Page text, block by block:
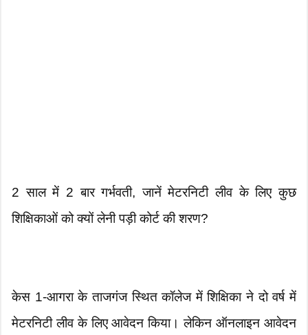
2 साल में 2 बार गर्भवती, जानें मेटरनिटी लीव के लिए कुछ
शिक्षिकाओं को क्यों लेनी पड़ी कोर्ट की शरण?
केस 1-आगरा के ताजगंज स्थित कॉलेज में शिक्षिका ने दो वर्ष में
मेटरनिटी लीव के लिए आवेदन किया। लेकिन ऑनलाइन आवेदन